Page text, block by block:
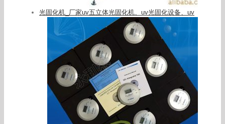
光固化机_厂家uv五立体光固化机、uv光固化设备、uv